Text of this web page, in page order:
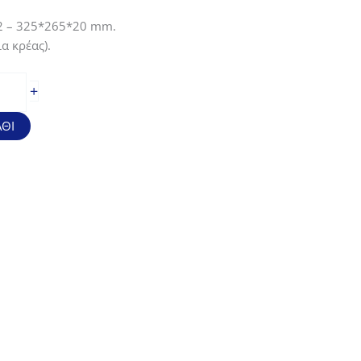
– 325*265*20 mm.
κρέας).
+